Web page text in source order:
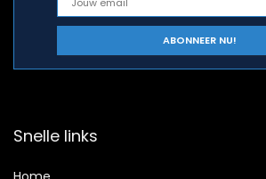
Snelle links